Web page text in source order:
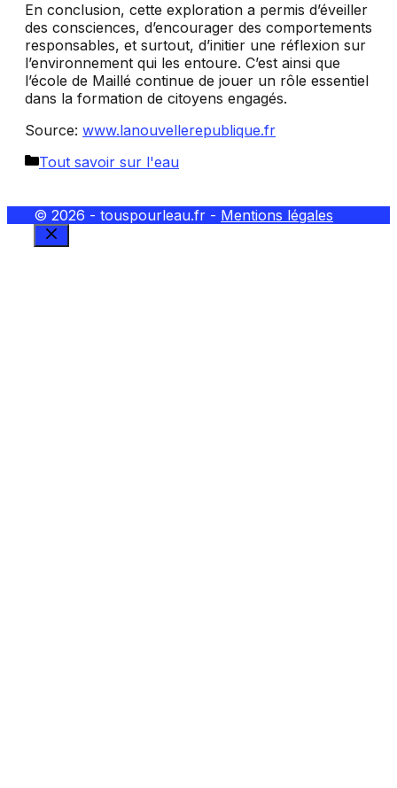
En conclusion, cette exploration a permis d’éveiller
des consciences, d’encourager des comportements
responsables, et surtout, d’initier une réflexion sur
l’environnement qui les entoure. C’est ainsi que
l’école de Maillé continue de jouer un rôle essentiel
dans la formation de citoyens engagés.
Source: www.lanouvellerepublique.fr
Catégories
Tout savoir sur l'eau
© 2026 - touspourleau.fr - Mentions légales
FERMER